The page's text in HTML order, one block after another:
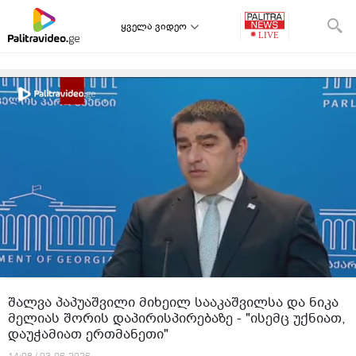
ყველა ვიდეო
შალვა პაპუაშვილი მიხეილ სააკაშვილსა და ნიკა
მელიას შორის დაპირისპირებაზე - "ისემც უქნიათ,
დაუჭამიათ ერთმანეთი"